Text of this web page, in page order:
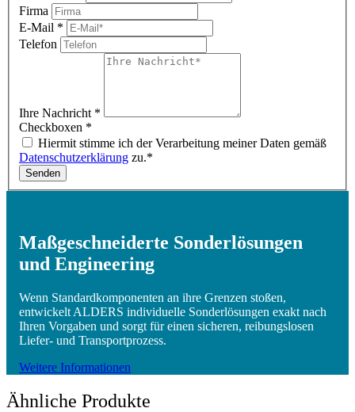
Firma
E-Mail *
Telefon
Ihre Nachricht *
Checkboxen *
Hiermit stimme ich der Verarbeitung meiner Daten gemäß
Datenschutzerklärung zu.*
Senden
Maßgeschneiderte Sonderlösungen
und Engineering
Wenn Standardkomponenten an ihre Grenzen stoßen,
entwickelt ALDERS individuelle Sonderlösungen exakt nach
Ihren Vorgaben und sorgt für einen sicheren, reibungslosen
Liefer- und Transportprozess.
Weitere Informationen
Ähnliche Produkte